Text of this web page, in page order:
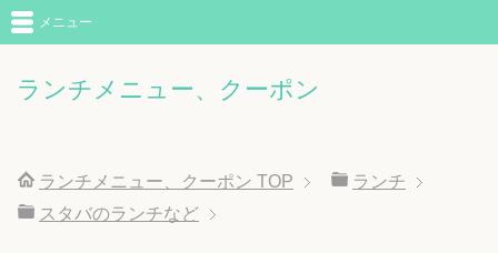
ランチメニュー、クーポン
メニュー
ランチメニュー、クーポン TOP
ランチ
スタバのランチなど